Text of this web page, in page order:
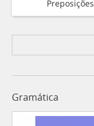
Preposições
Gramática